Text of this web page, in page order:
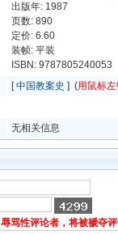
出版年: 1987
页数: 890
定价: 6.60
装帧: 平装
ISBN: 9787805240053
[中国教案史 ] (用鼠标
无相关信息
骂性评论者，将被褫夺评